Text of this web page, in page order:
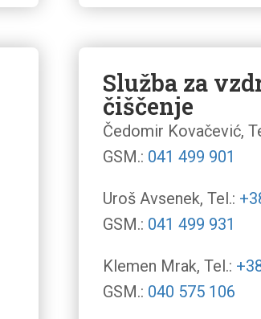
Služba za
čiščenje
Čedomir Kovačević,
GSM.: 041 499 901
Uroš Avsenek, Tel.:
GSM.: 041 499 931
Klemen Mrak, Tel.:
GSM.: 040 575 106